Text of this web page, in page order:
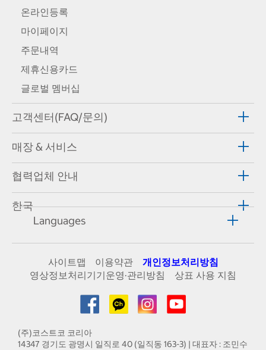
온라인등록
마이페이지
주문내역
제휴신용카드
글로벌 멤버십
고객센터(FAQ/문의)
매장 & 서비스
협력업체 안내
한국
Languages
사이트맵 이용약관
개인정보처리방침
영상정보처리기기운영·관리방침
상표 사용 지침
(주)코스트코 코리아
14347 경기도 광명시 일직로 40 (일직동 163-3) | 대표자 : 조민수